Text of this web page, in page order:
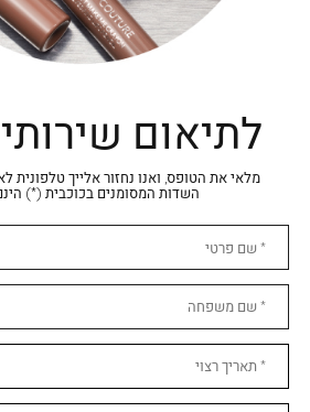
לתיאום
מלאי את הטופס, ואנו נחזור אלייך טלפונית
השדות המסומנים בכוכבית (*)